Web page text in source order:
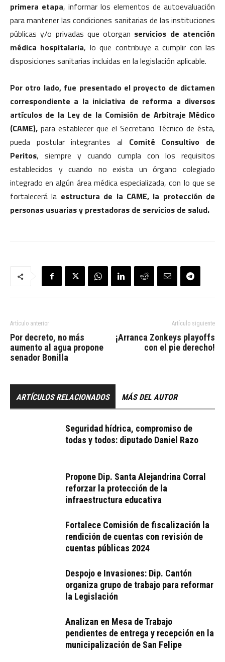
primera etapa, informar los elementos de autoevaluación
para mantener las condiciones sanitarias de las instituciones
públicas y/o privadas que otorgan servicios de atención
médica hospitalaria, lo que contribuye a cumplir con las
disposiciones sanitarias incluidas en la legislación aplicable.
Por otro lado, fue presentado el proyecto de dictamen
correspondiente a la iniciativa de reforma a diversos
artículos de la Ley de la Comisión de Arbitraje Médico
(CAME), para establecer que el Secretario Técnico de ésta,
pueda postular integrantes al Comité Consultivo de
Peritos, siempre y cuando cumpla con los requisitos
establecidos y cuando no exista un órgano colegiado
integrado en algún área médica especializada, con lo que se
fortalecerá la estructura de la CAME, la protección de
personas usuarias y prestadoras de servicios de salud.
Artículo anterior
Por decreto, no más
aumento al agua propone
senador Bonilla
Artículo siguiente
¡Arranca Zonkeys playoffs
con el pie derecho!
ARTÍCULOS RELACIONADOS MÁS DEL AUTOR
Seguridad hídrica, compromiso de
todas y todos: diputado Daniel Razo
Propone Dip. Santa Alejandrina Corral
reforzar la protección de la
infraestructura educativa
Fortalece Comisión de fiscalización la
rendición de cuentas con revisión de
cuentas públicas 2024
Despojo e Invasiones: Dip. Cantón
organiza grupo de trabajo para reformar
la Legislación
Analizan en Mesa de Trabajo
pendientes de entrega y recepción en la
municipalización de San Felipe